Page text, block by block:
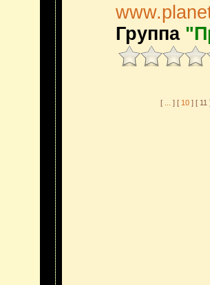
Группа
[ ] [ 10 ] [ 11